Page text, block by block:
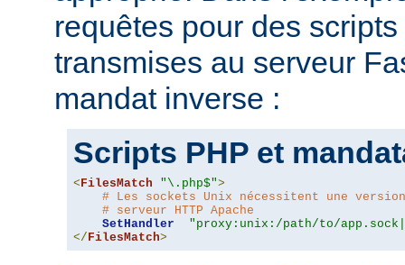
requêtes pour des
transmises au serveur
mandat inverse :
Scripts PHP et
<FilesMatch "\.php$">
# Les sockets Unix nécessitent une
# serveur HTTP Apache
SetHandler
"proxy:unix:/path/to/
</FilesMatch>